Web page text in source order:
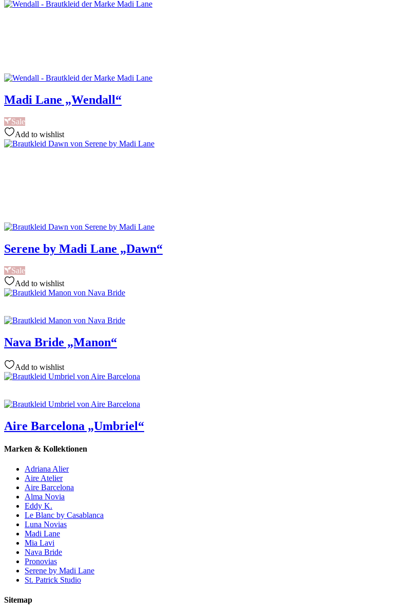
Madi Lane „Wendall“
Sale
Add to wishlist
Serene by Madi Lane „Dawn“
Sale
Add to wishlist
Nava Bride „Manon“
Add to wishlist
Aire Barcelona „Umbriel“
Marken & Kollektionen
Adriana Alier
Aire Atelier
Aire Barcelona
Alma Novia
Eddy K.
Le Blanc by Casablanca
Luna Novias
Madi Lane
Mia Lavi
Nava Bride
Pronovias
Serene by Madi Lane
St. Patrick Studio
Sitemap